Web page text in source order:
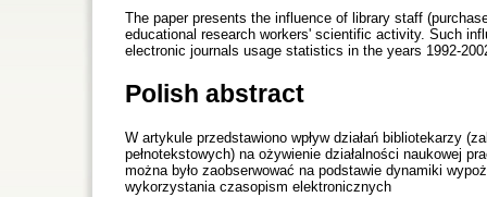
The paper presents the influence of library staff
educational research workers' scientific activity. Such
electronic journals usage statistics in the years 1992-
Polish abstract
W artykule przedstawiono wpływ działań bibliotekarzy
pełnotekstowych) na ożywienie działalności naukowej
można było zaobserwować na podstawie dynamiki
wykorzystania czasopism elektronicznych